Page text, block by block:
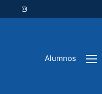
Alumnos